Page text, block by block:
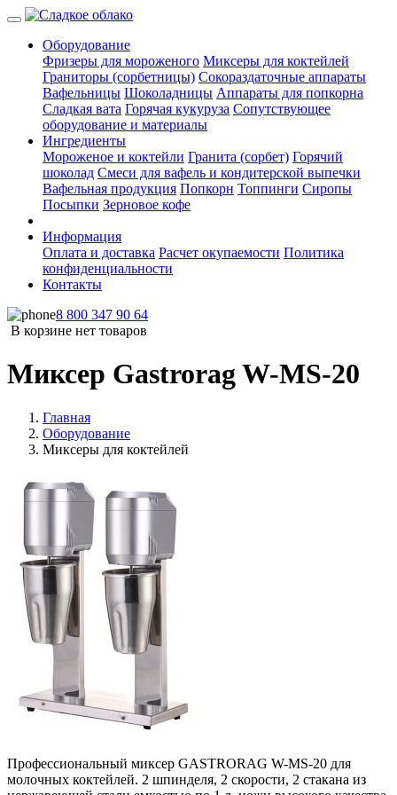
Оборудование
Фризеры для мороженого Миксеры для коктейлей
Граниторы (сорбетницы) Сокораздаточные аппараты
Вафельницы Шоколадницы Аппараты для попкорна
Сладкая вата Горячая кукуруза Сопутствующее
оборудование и материалы
Ингредиенты
Мороженое и коктейли Гранита (сорбет) Горячий
шоколад Смеси для вафель и кондитерской выпечки
Вафельная продукция Попкорн Топпинги Сиропы
Посыпки Зерновое кофе
Информация
Оплата и доставка Расчет окупаемости Политика
конфиденциальности
Контакты
8 800 347 90 64
В корзине нет товаров
Миксер Gastrorag W-MS-20
Главная
Оборудование
Миксеры для коктейлей
Профессиональный миксер GASTRORAG W-MS-20 для
молочных коктейлей. 2 шпинделя, 2 скорости, 2 стакана из